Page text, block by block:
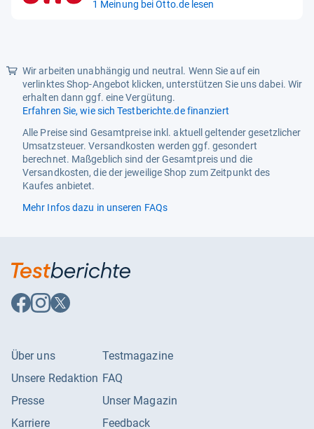
Light Color Warmweiß
Light Source Type Led
Light Source Wattage 4.3
Light Type Leuchtmittel
Model Name St Par 16
Model Number St Par 16 50 36 °
Package Dimensions LxWxH 10.24x5.35x4.69 Inches
Power Consumption
Power Plug Type
Size 10-Pack
Specific Uses For Product
Style 50W
von
1 Meinung bei Otto.de lesen
Wir arbeiten unabhängig und neutral. Wenn Sie auf ein
verlinktes Shop-Angebot klicken, unterstützen Sie uns dabei. Wir
erhalten dann ggf. eine Vergütung.
Erfahren Sie, wie sich Testberichte.de finanziert
Alle Preise sind Gesamtpreise inkl. aktuell geltender gesetzlicher
Umsatzsteuer. Versandkosten werden ggf. gesondert
berechnet. Maßgeblich sind der Gesamtpreis und die
Versandkosten, die der jeweilige Shop zum Zeitpunkt des
Kaufes anbietet.
Mehr Infos dazu in unseren FAQs
Auf
Facebook
Auf
Instagram
Auf
X
Über uns
Unsere Redaktion
Presse
Karriere
Testmagazine
FAQ
Unser Magazin
Feedback